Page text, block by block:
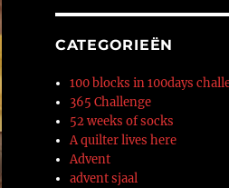
CATEGORIEËN
100 blocks in 100days
365 Challenge
52 weeks of socks
A quilter lives here
Advent
advent sjaal